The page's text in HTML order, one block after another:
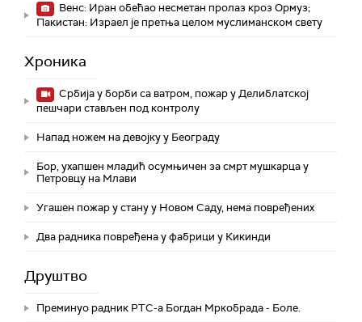
Венс: Иран обећао несметан пролаз кроз Ормуз;
Пакистан: Израел је претња целом муслиманском свету
Хроника
Србија у борби са ватром, пожар у Делиблатској
пешчари стављен под контролу
Напад ножем на девојку у Београду
Бор, ухапшен младић осумњичен за смрт мушкарца у
Петровцу на Млави
Угашен пожар у стану у Новом Саду, нема повређених
Два радника повређена у фабрици у Кикинди
Друштво
Преминуо радник РТС-а Богдан Мркобрада - Боле.